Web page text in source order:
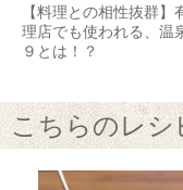
【料理との相性抜群】
理店でも使われる、温
９とは！？
こちらのレシ